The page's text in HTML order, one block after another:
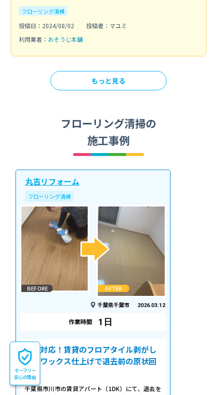
フローリング清掃
投稿日：2024/08/02
投稿者：マユミ
利用業者： おそうじ本舗
もっと見る
フローリング清掃の
施工事例
丸吉リフォーム
フローリング清掃
BEFORE AFTER
千葉県千葉市 2026.03.12
作業時間 1日
即日対応！賃貸のフロアタイル剥がし
＆床ワックス仕上げで退去前の原状回
復
千葉県市川市の賃貸アパート（1DK）にて、退去を
セーフリー
安心の理由